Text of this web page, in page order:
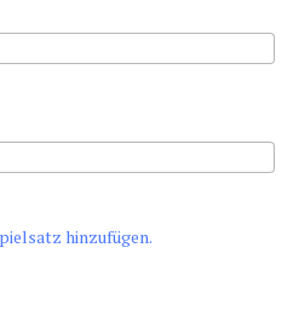
hinzufügen.